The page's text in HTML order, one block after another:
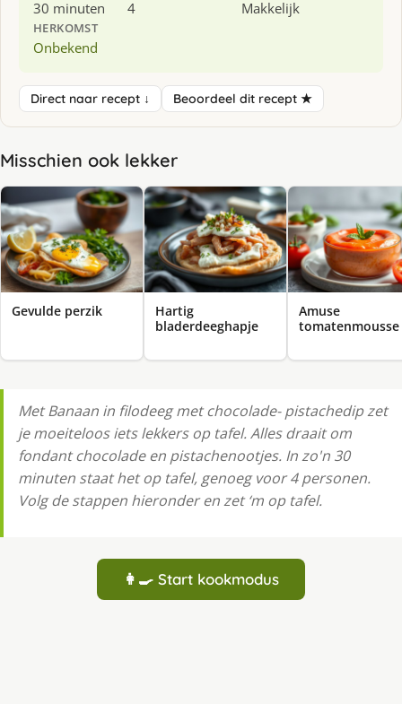
30 minuten 4 Makkelijk
HERKOMST
Onbekend
Direct naar recept ↓ Beoordeel dit recept ★
Misschien ook lekker
Gevulde perzik
Hartig
bladerdeeghapje
Amuse
tomatenmousse
Met Banaan in filodeeg met chocolade- pistachedip zet
je moeiteloos iets lekkers op tafel. Alles draait om
fondant chocolade en pistachenootjes. In zo'n 30
minuten staat het op tafel, genoeg voor 4 personen.
Volg de stappen hieronder en zet ‘m op tafel.
👩‍🍳 Start kookmodus